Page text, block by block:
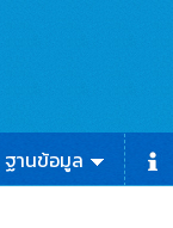
ฐานข้อมูล